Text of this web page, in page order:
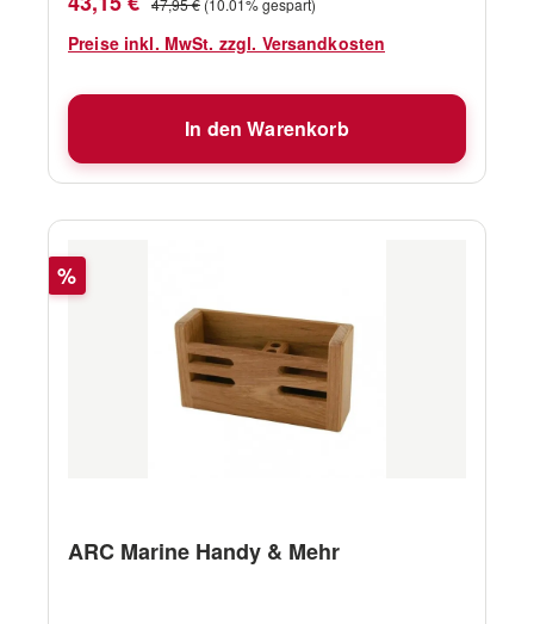
Preise inkl. MwSt. zzgl. Versandkosten
In den Warenkorb
Rabatt
%
ARC Marine Handy & Mehr